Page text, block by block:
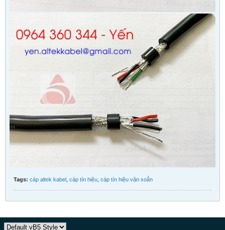
Tags: cáp altek kabel cáp tín hiệu cáp tín hiệu vặn xoắn